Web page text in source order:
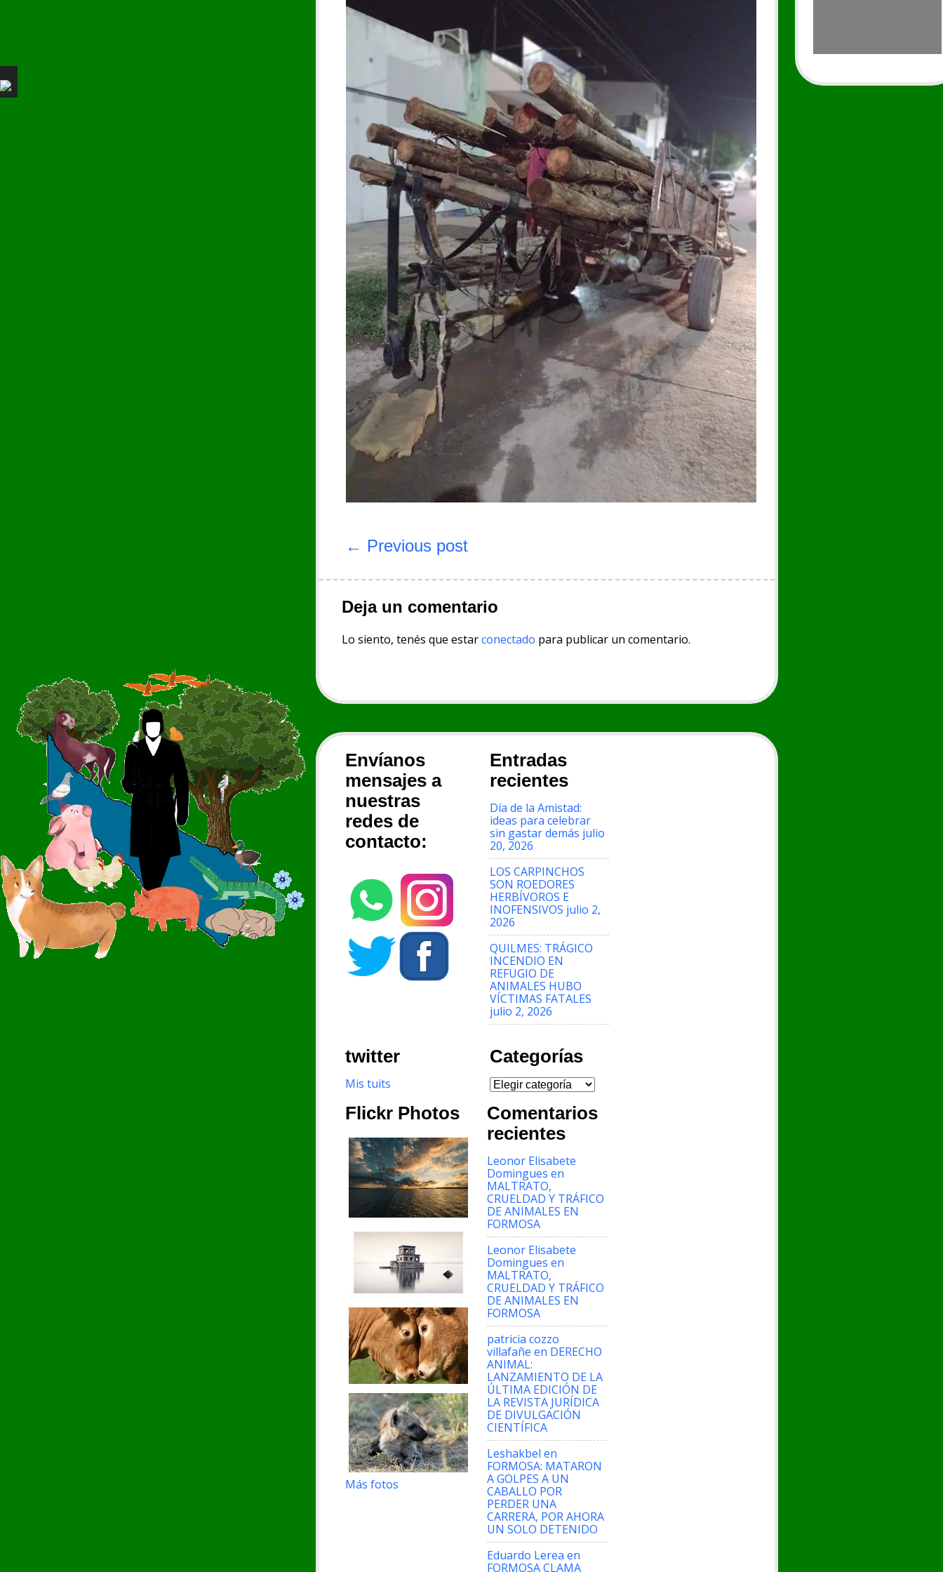
entradas
← Previous post
Deja un comentario
Lo siento, tenés que estarconectado para publicar un comentario.
Envíanos
mensajes a
nuestras
redes de
contacto:
Entradas
recientes
Día de la Amistad:
ideas para celebrar
sin gastar demás julio
20, 2026
LOS CARPINCHOS
SON ROEDORES
HERBÍVOROS E
INOFENSIVOS julio 2,
2026
QUILMES: TRÁGICO
INCENDIO EN
REFUGIO DE
ANIMALES HUBO
VÍCTIMAS FATALES
julio 2, 2026
twitter
Mis tuits
Categorías
Categorías
Comentarios
recientes
Leonor Elisabete
Domingues en
MALTRATO,
CRUELDAD Y TRÁFICO
DE ANIMALES EN
FORMOSA
Leonor Elisabete
Domingues en
MALTRATO,
CRUELDAD Y TRÁFICO
DE ANIMALES EN
FORMOSA
patricia cozzo
villafañe en DERECHO
ANIMAL:
LANZAMIENTO DE LA
ÚLTIMA EDICIÓN DE
LA REVISTA JURÍDICA
DE DIVULGACIÓN
CIENTÍFICA
Leshakbel en
FORMOSA: MATARON
A GOLPES A UN
CABALLO POR
PERDER UNA
CARRERA, POR AHORA
UN SOLO DETENIDO
Eduardo Lerea en
FORMOSA CLAMA
Flickr Photos
Más fotos